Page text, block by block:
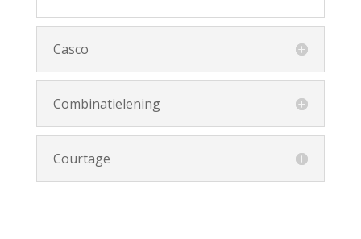
Casco
Combinatielening
Courtage